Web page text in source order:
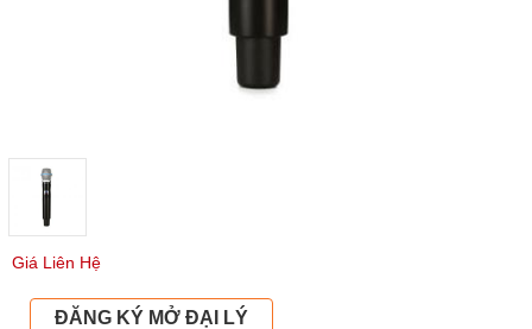
Giá Liên Hệ
ĐĂNG KÝ MỞ ĐẠI LÝ